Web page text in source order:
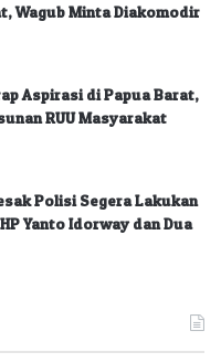
Wagub Minta Diakomodir
Aspirasi di Papua Barat,
RUU Masyarakat
Polisi Segera Lakukan
Yanto Idorway dan Dua